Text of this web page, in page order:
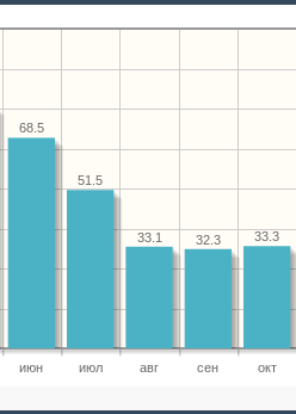
июн июл авг сен окт
33.3
32.3
33.1
51.5
68.5